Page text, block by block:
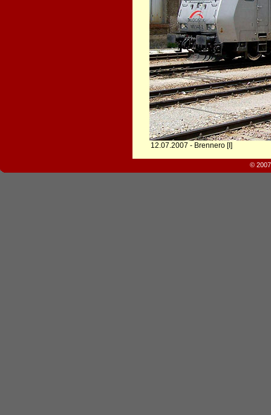
12.07.2007 - Brennero [I]
©